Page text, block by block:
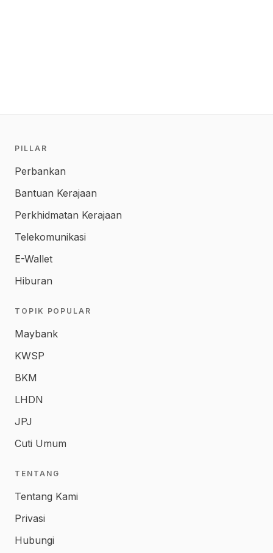
PILLAR
Perbankan
Bantuan Kerajaan
Perkhidmatan Kerajaan
Telekomunikasi
E-Wallet
Hiburan
TOPIK POPULAR
Maybank
KWSP
BKM
LHDN
JPJ
Cuti Umum
TENTANG
Tentang Kami
Privasi
Hubungi